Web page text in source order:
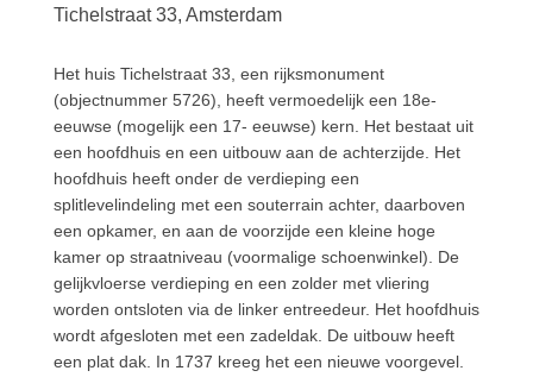
Tichelstraat 33, Amsterdam
Het huis Tichelstraat 33, een rijksmonument
(objectnummer 5726), heeft vermoedelijk een 18e-
eeuwse (mogelijk een 17- eeuwse) kern. Het bestaat uit
een hoofdhuis en een uitbouw aan de achterzijde. Het
hoofdhuis heeft onder de verdieping een
splitlevelindeling met een souterrain achter, daarboven
een opkamer, en aan de voorzijde een kleine hoge
kamer op straatniveau (voormalige schoenwinkel). De
gelijkvloerse verdieping en een zolder met vliering
worden ontsloten via de linker entreedeur. Het hoofdhuis
wordt afgesloten met een zadeldak. De uitbouw heeft
een plat dak. In 1737 kreeg het een nieuwe voorgevel.